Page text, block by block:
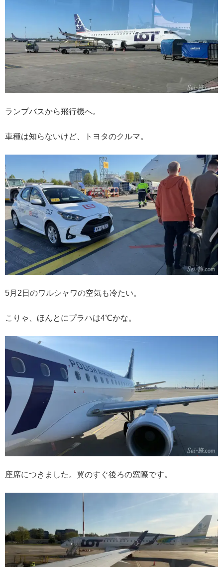
ランプバスから飛行機へ。
車種は知らないけど、トヨタのクルマ。
5月2日のワルシャワの空気も冷たい。
こりゃ、ほんとにプラハは4℃かな。
座席につきました。翼のすぐ後ろの窓際です。